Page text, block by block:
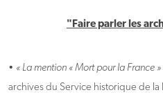
"Faire parler les
• « La mention « Mort pour la France
archives du Service historique de